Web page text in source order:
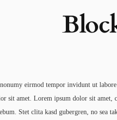
eirmod tempor invidunt ut
sit amet. Lorem ipsum dolor sit
Stet clita kasd gubergren, no sea